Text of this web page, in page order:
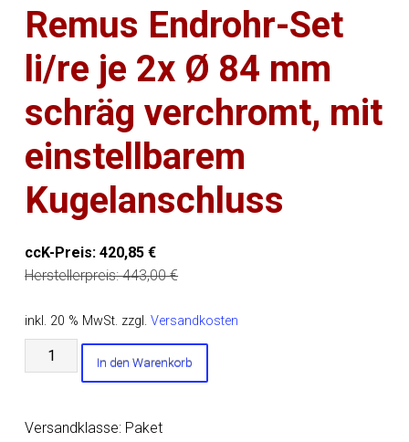
Remus Endrohr-Set
li/re je 2x Ø 84 mm
schräg verchromt, mit
einstellbarem
Kugelanschluss
ccK-Preis:420,85€
Herstellerpreis:443,00€
inkl. 20 % MwSt. zzgl.Versandkosten
Remus
Endrohr-
In den Warenkorb
Versandklasse: Paket